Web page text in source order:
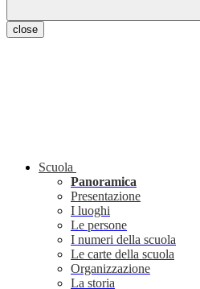
close
Scuola
Panoramica
Presentazione
I luoghi
Le persone
I numeri della scuola
Le carte della scuola
Organizzazione
La storia